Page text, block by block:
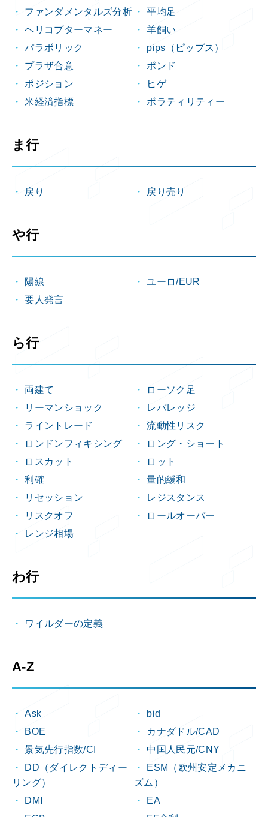
ファンダメンタルズ分析
平均足
ヘリコプターマネー
羊飼い
パラボリック
pips（ピップス）
プラザ合意
ポンド
ポジション
ヒゲ
米経済指標
ボラティリティー
ま行
戻り 戻り売り
や行
陽線
ユーロ/EUR
要人発言
ら行
両建て
ローソク足
リーマンショック
レバレッジ
ライントレード
流動性リスク
ロンドンフィキシング
ロング・ショート
ロスカット
ロット
利確
量的緩和
リセッション
レジスタンス
リスクオフ
ロールオーバー
レンジ相場
わ行
ワイルダーの定義
A-Z
Ask
bid
BOE
カナダドル/CAD
景気先行指数/CI
中国人民元/CNY
DD（ダイレクトディー
リング）
ESM（欧州安定メカニ
ズム）
DMI
EA